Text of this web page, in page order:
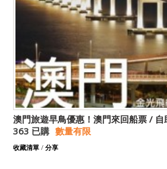
澳門旅遊早鳥優惠！澳門來回船票 /
363 已購 數量有限
收藏清單 / 分享